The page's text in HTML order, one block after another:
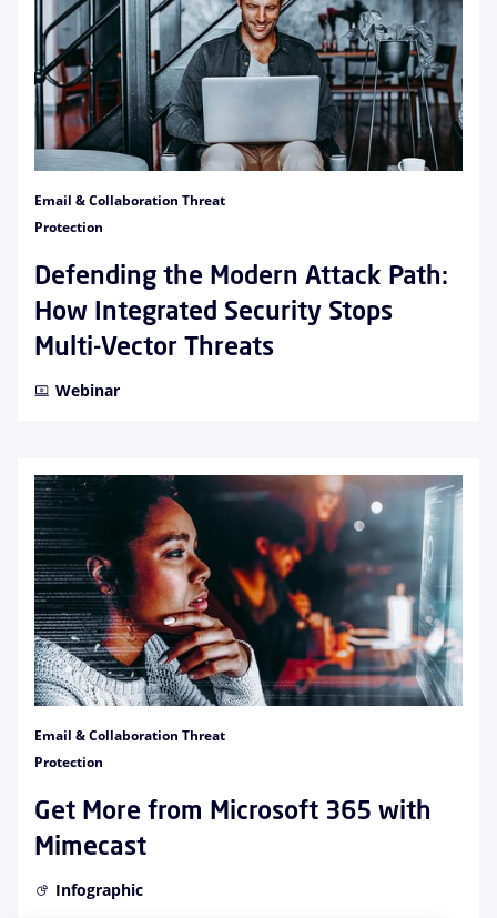
Email & Collaboration Threat
Protection
Defending the Modern Attack Path:
How Integrated Security Stops
Multi-Vector Threats
Webinar
Email & Collaboration Threat
Protection
Get More from Microsoft 365 with
Mimecast
Infographic